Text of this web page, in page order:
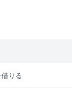
りる